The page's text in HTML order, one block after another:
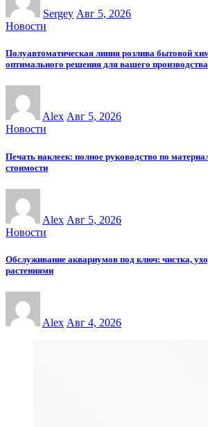
Sergey Авг 5, 2026
Новости
Полуавтоматическая линия розлива бытовой
оптимального решения для вашего производства
Alex Авг 5, 2026
Новости
Печать наклеек: полное руководство по
стоимости
Alex Авг 5, 2026
Новости
Обслуживание аквариумов под ключ: чистка,
растениями
Alex Авг 4, 2026